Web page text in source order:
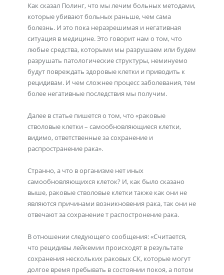
Как сказал Полинг, что мы лечим больных методами,
которые убивают больных раньше, чем сама
болезнь. И это пока неразрешимая и негативная
ситуация в медицине. Это говорит нам о том, что
любые средства, которыми мы разрушаем или будем
разрушать патологические структуры, неминуемо
будут повреждать здоровые клетки и приводить к
рецидивам. И чем сложнее процесс заболевания, тем
более негативные последствия мы получим.
Далее в статье пишется о том, что «раковые
стволовые клетки – самообновляющиеся клетки,
видимо, ответственные за сохранение и
распространение рака».
Странно, а что в организме нет иных
самообновляющихся клеток? И, как было сказано
выше, раковые стволовые клетки также как они не
являются причинами возникновения рака, так они не
отвечают за сохранение т распостронение рака.
В отношении следующего сообщения: «Считается,
что рецидивы лейкемии происходят в результате
сохранения нескольких раковых СК, которые могут
долгое время пребывать в состоянии покоя, а потом